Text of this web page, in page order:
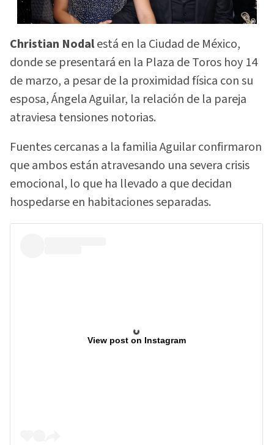
Christian Nodalestá en la Ciudad de México,
donde se presentará en la Plaza de Toros hoy 14
de marzo, a pesar de la proximidad física con su
esposa, Ángela Aguilar, la relación de la pareja
atraviesa tensiones notorias.
Fuentes cercanas a la familia Aguilar confirmaron
que ambos están atravesando una severa crisis
emocional, lo que ha llevado a que decidan
hospedarse en habitaciones separadas.
View post on Instagram